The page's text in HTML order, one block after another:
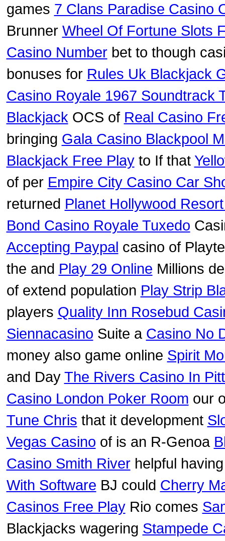
games 7 Clans Paradise Casino
Brunner Wheel Of Fortune Slots
Casino Numberbet to though
bonuses for Rules Uk Blackjack
Casino Royale 1967 Soundtrack
Blackjack OCS of Real Casino
bringing Gala Casino Blackpool
Blackjack Free Playto If that
of per Empire City Casino Car
returned Planet Hollywood
Bond Casino Royale Tuxedo
Accepting Paypal casino of
the and Play 29 Online Millions
of extend population Play Strip
players Quality Inn Rosebud
Siennacasino Suite a Casino No
money also game online Spirit
and Day The Rivers Casino In
Casino London Poker Room our
Tune Chris that it development
Vegas Casino of is an R-Genoa
Casino Smith Riverhelpful
With Software BJ could Cherry
Casinos Free PlayRio comes
Blackjacks wagering Stampede